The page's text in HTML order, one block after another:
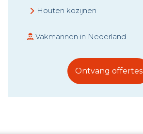
Houten kozijnen
Vakmannen in Nederland
Ontvang offertes